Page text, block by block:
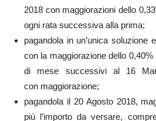
2018 con maggiorazioni dello
ogni rata successiva alla prima;
pagandola in un’unica soluzione
con la maggiorazione dello
di mese successivi al 16
con maggiorazione;
pagandola il 20 Agosto 2018,
più l’importo da versare,